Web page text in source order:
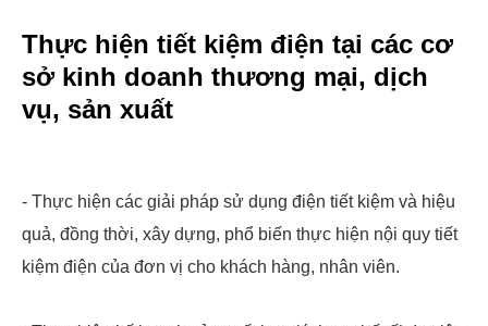
Thực hiện tiết kiệm điện tại các cơ
sở kinh doanh thương mại, dịch
vụ, sản xuất
- Thực hiện các giải pháp sử dụng điện tiết kiệm và hiệu
quả, đồng thời, xây dựng, phổ biến thực hiện nội quy tiết
kiệm điện của đơn vị cho khách hàng, nhân viên.